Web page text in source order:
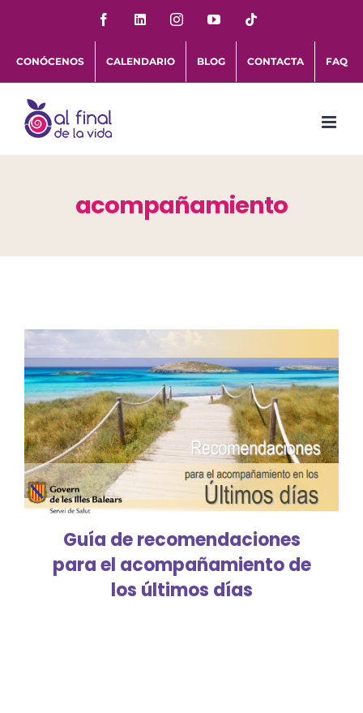
contenido
FacebookLinkedInInstagramYouTube
CONÓCENOS CALENDARIO BLOG CONTACTA FAQ
acompañamiento
Guía de recomendaciones
para el acompañamiento de
los últimos días